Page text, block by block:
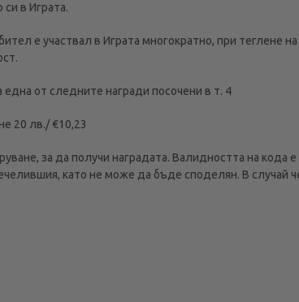
в Играта.
е участвал в Играта многократно, при теглене
от следните награди посочени в т. 4
20 лв./ €10,23
за да получи наградата. Валидността на кода е
като не може да бъде споделян. В случай